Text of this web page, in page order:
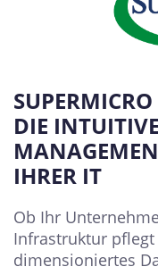
DIE
IHRER IT
Ob Ihr
Infrastruktur
dimensioniertes